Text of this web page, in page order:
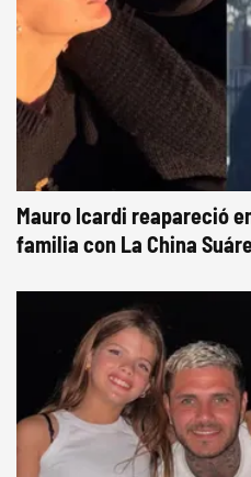
Mauro Icardi reapareció
familia con La China